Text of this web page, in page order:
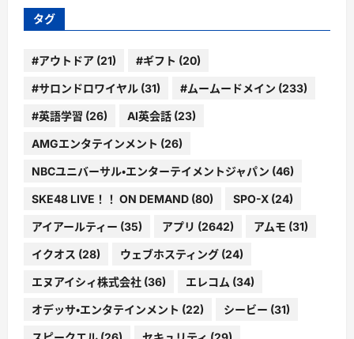
ー
タグ
#アウトドア (21) #ギフト (20)
#サロンドロワイヤル (31) #ムームードメイン (233)
#英語学習 (26) AI英会話 (23)
AMGエンタテインメント (26)
NBCユニバーサル・エンターテイメントジャパン (46)
SKE48 LIVE！！ ON DEMAND (80) SPO-X (24)
アイアールティー (35) アプリ (2642) アムモ (31)
イクオス (28) ウェブホスティング (24)
エヌアイシィ株式会社 (36) エレコム (34)
オデッサ・エンタテインメント (22) シービー (31)